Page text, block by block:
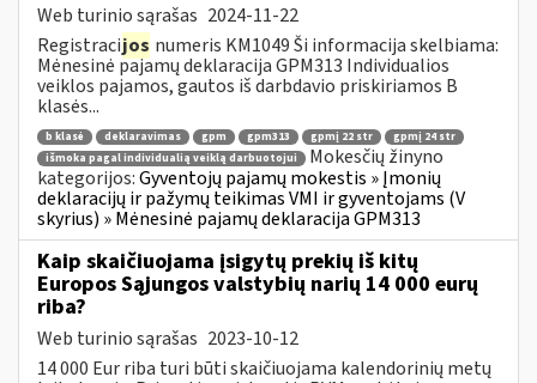
Web turinio sąrašas 2024-11-22
Registracijos numeris KM1049 Ši informacija skelbiama:
Mėnesinė pajamų deklaracija GPM313 Individualios
veiklos pajamos, gautos iš darbdavio priskiriamos B
klasės...
b klasė deklaravimas gpm gpm313 gpmį 22 str
gpmį 24 str
išmoka pagal individualią veiklą darbuotojui
Mokesčių žinyno
kategorijos:Gyventojų pajamų mokestis » Įmonių
deklaracijų ir pažymų teikimas VMI ir gyventojams (V
skyrius) » Mėnesinė pajamų deklaracija GPM313
Kaip skaičiuojama įsigytų prekių iš kitų
Europos Sąjungos valstybių narių 14 000 eurų
riba?
Web turinio sąrašas 2023-10-12
14 000 Eur riba turi būti skaičiuojama kalendorinių metų